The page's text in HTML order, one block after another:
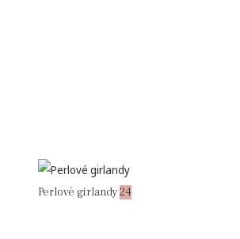
Perlové girlandy24